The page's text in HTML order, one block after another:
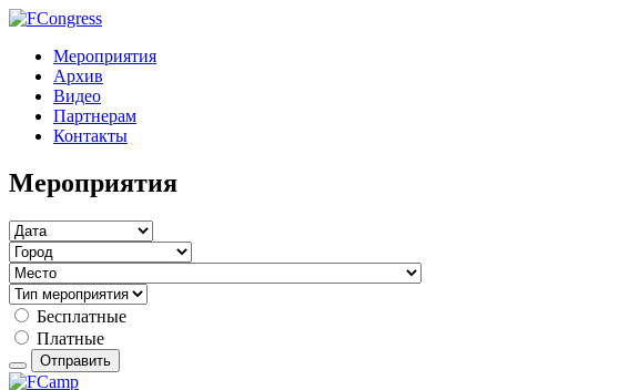
Мероприятия
Архив
Видео
Партнерам
Контакты
Мероприятия
Бесплатные
Платные
Отправить